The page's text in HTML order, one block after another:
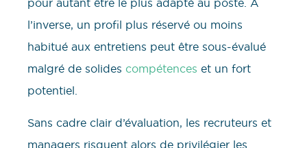
pour autant être le plus adapté au poste. À
l’inverse, un profil plus réservé ou moins
habitué aux entretiens peut être sous-évalué
malgré de solides compétences et un fort
potentiel.
Sans cadre clair d’évaluation, les recruteurs et
managers risquent alors de privilégier les